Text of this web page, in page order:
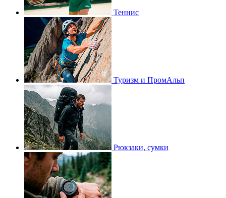
Теннис
Туризм и ПромАльп
Рюкзаки, сумки